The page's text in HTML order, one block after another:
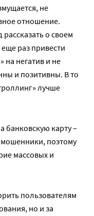
не
отношение.
о своем
раз привести
на негатив и не
и позитивны. В то
лучше
банковскую карту –
мошенники, поэтому
массовых и
пользователям
но и за